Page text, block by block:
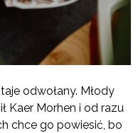
odwołany. Młody
Kaer Morhen i od razu
chce go powiesić, bo